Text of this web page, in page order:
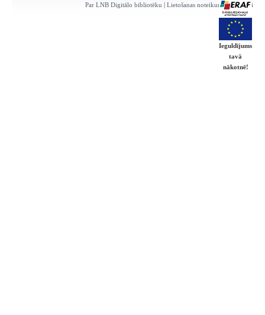
Par LNB Digitālo bibliotēku | Lietošanas noteikumi | Kontakti
Ieguldījums
tavā
nākotnē!